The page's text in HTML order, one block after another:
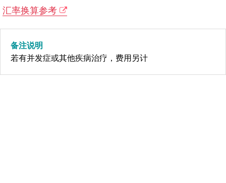
汇率换算参考
备注说明
若有并发症或其他疾病治疗，费用另计